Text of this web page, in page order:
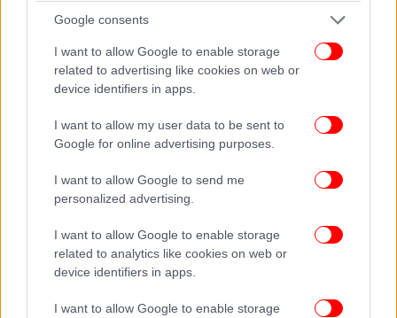
Google consents
I want to allow Google to enable storage
related to advertising like cookies on web or
device identifiers in apps.
I want to allow my user data to be sent to
Google for online advertising purposes.
I want to allow Google to send me
personalized advertising.
I want to allow Google to enable storage
related to analytics like cookies on web or
device identifiers in apps.
I want to allow Google to enable storage
πιπεριές, λάδι, λεμόνι και αυγοτάραχο. Ένα sashimi
μαγιάτικο με ταραμοσαλάτα και μια νόστιμη
ντρέσινγκ από ελαιόλαδο, yuzu και αυγοτάραχο.
Μια σαλάτα με βασιλικό καβούρι και ντρέσινγκ από